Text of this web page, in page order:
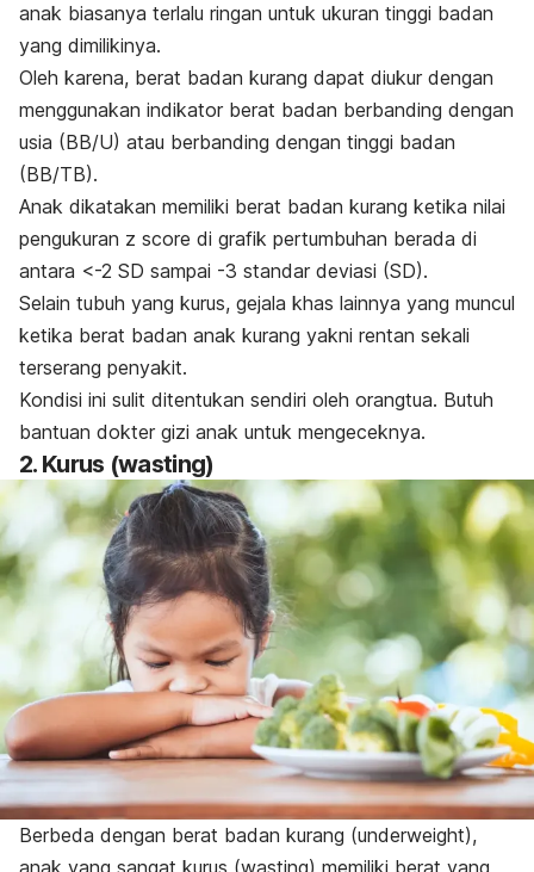
anak biasanya terlalu ringan untuk ukuran tinggi badan
yang dimilikinya.
Oleh karena, berat badan kurang dapat diukur dengan
menggunakan indikator berat badan berbanding dengan
usia (BB/U) atau berbanding dengan tinggi badan
(BB/TB).
Anak dikatakan memiliki berat badan kurang ketika nilai
pengukuran z score di grafik pertumbuhan berada di
antara <-2 SD sampai -3 standar deviasi (SD).
Selain tubuh yang kurus, gejala khas lainnya yang muncul
ketika berat badan anak kurang yakni rentan sekali
terserang penyakit.
Kondisi ini sulit ditentukan sendiri oleh orangtua. Butuh
bantuan dokter gizi anak untuk mengeceknya.
2. Kurus (wasting)
Berbeda dengan berat badan kurang (underweight),
anak yang sangat kurus (wasting) memiliki berat yang